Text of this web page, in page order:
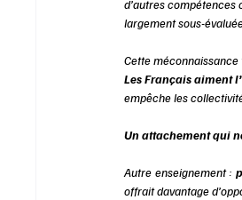
d’autres
largement sous-
Cette
Les Français aiment
empêche les
Un attachement qui
Autre enseignement :
offrait davantage